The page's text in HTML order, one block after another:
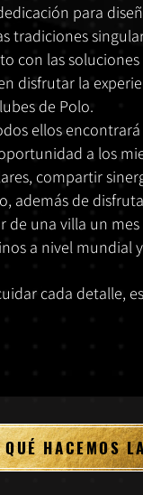
para
tradiciones
con las
disfrutar la
de Polo.
ellos
a los
compartir
además de
de una villa un
a nivel mundial
cada detalle,
HACEMOS